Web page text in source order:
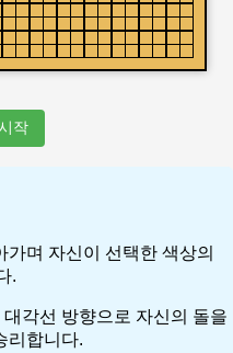
작
며 자신이 선택한 색상의
.
각선 방향으로 자신의 돌을
리합니다.